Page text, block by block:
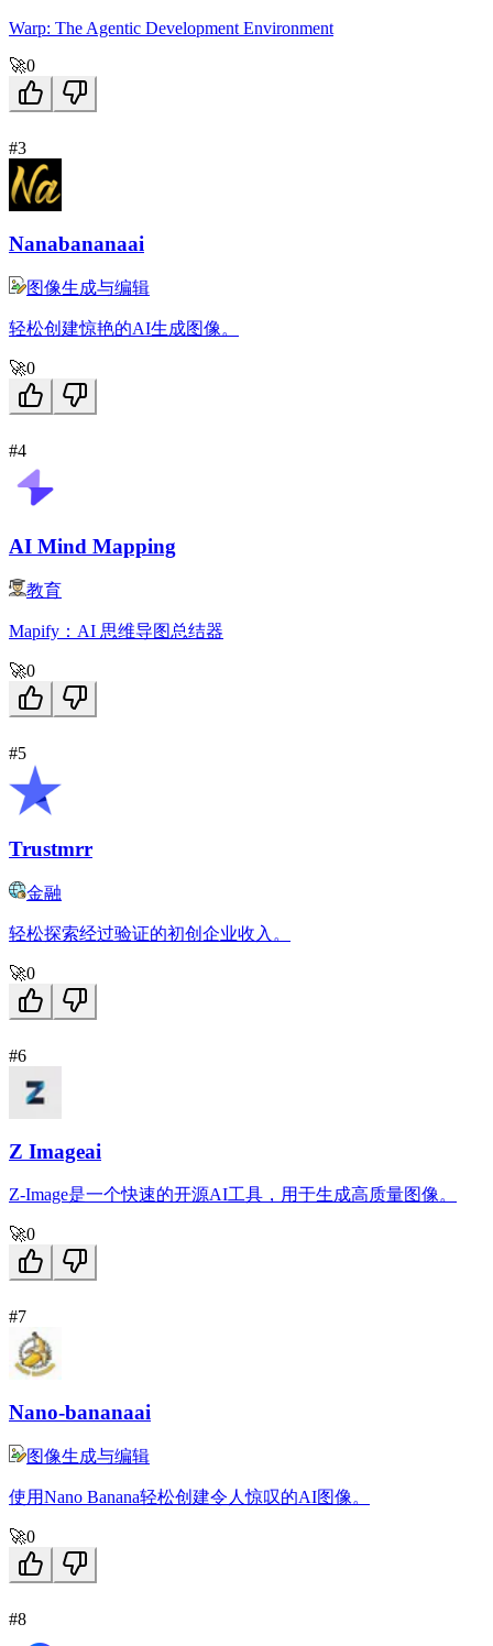
Warp: The Agentic Development Environment
🚀0
#3
Nanabananaai
图像生成与编辑
轻松创建惊艳的AI生成图像。
🚀0
#4
AI Mind Mapping
教育
Mapify：AI 思维导图总结器
🚀0
#5
Trustmrr
金融
轻松探索经过验证的初创企业收入。
🚀0
#6
Z Imageai
Z-Image是一个快速的开源AI工具，用于生成高质量图像。
🚀0
#7
Nano-bananaai
图像生成与编辑
使用Nano Banana轻松创建令人惊叹的AI图像。
🚀0
#8